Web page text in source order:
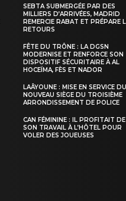
SEBTA SUBMERGÉE PAR DES
MILLIERS D’ARRIVÉES, MADRID
REMERCIE RABAT ET PRÉPARE
RETOURS
FÊTE DU TRÔNE : LA DGSN
MODERNISE ET RENFORCE SON
DISPOSITIF SÉCURITAIRE À AL
HOCEÏMA, FÈS ET NADOR
LAÂYOUNE : MISE EN SERVICE DU
NOUVEAU SIÈGE DU TROISIÈME
ARRONDISSEMENT DE POLICE
CAN FÉMININE : IL PROFITAIT DE
SON TRAVAIL À L’HÔTEL POUR
VOLER DES JOUEUSES